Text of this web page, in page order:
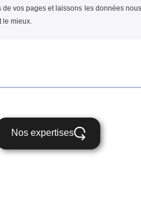
de vos pages et laissons les données
le mieux.
Nos expertises